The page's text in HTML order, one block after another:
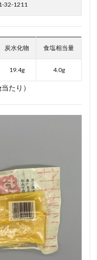
32-1211
炭水化物 食塩相当量
19.4g 4.0g
たり）